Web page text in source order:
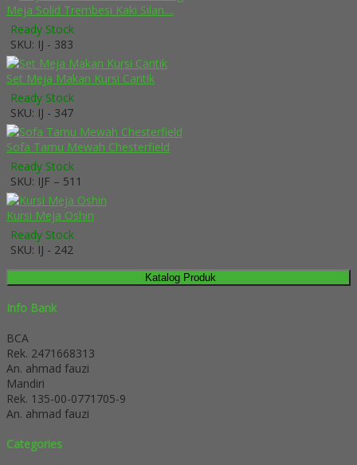
Meja Solid Trembesi Kaki Silan....
Ready Stock
SKU: IJ - 383
Set Meja Makan Kursi Cantik
Ready Stock
SKU: IJ - 347
Sofa Tamu Mewah Chesterfield
Ready Stock
SKU: IJF – 511
Kursi Meja Oshin
Ready Stock
SKU: IJ - 242
Katalog Produk
Info Bank
BCA
Rek. 2471668313
An. ahmad fauzi
Mandiri
Rek. 135-00-0771705-9
An. ahmad fauzi
Categories